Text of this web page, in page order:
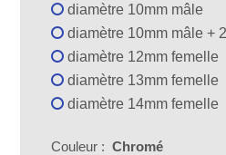
diamètre 10mm mâle
diamètre 10mm mâle +
diamètre 12mm femelle
diamètre 13mm femelle
diamètre 14mm femelle
Couleur : Chromé